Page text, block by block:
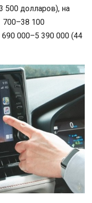
500 долларов), на
700–38 100
690 000–5 390 000 (44